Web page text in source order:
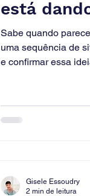
está
Sabe quando
uma sequência de
e confirmar essa
Gisele Essoudry
2 min de leitura